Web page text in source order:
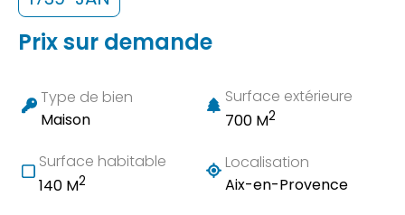
Prix sur demande
Type de bien
Maison
Surface extérieure
700 M2
Surface habitable
140 M2
Localisation
Aix-en-Provence